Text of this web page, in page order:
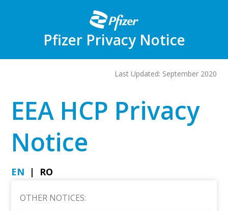
Pfizer Privacy Notice
Last Updated: September 2020
EEA HCP Privacy
Notice
EN RO
OTHER NOTICES: